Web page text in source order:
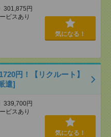
301,875円
ビスあり
気になる！
円！【リクルート】
遣]
339,700円
ビスあり
気になる！